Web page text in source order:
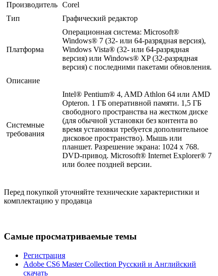
Производитель Corel
Тип
Графический редактор
Платформа
Операционная система: Microsoft®
Windows® 7 (32- или 64-разрядная версия),
Windows Vista® (32- или 64-разрядная
версия) или Windows® XP (32-разрядная
версия) с последними пакетами обновления.
Описание
Системные
требования
Intel® Pentium® 4, AMD Athlon 64 или AMD
Opteron. 1 ГБ оперативной памяти. 1,5 ГБ
свободного пространства на жестком диске
(для обычной установки без контента во
время установки требуется дополнительное
дисковое пространство). Мышь или
планшет. Разрешение экрана: 1024 x 768.
DVD-привод. Microsoft® Internet Explorer® 7
или более поздней версии.
Перед покупкой уточняйте технические характеристики и
комплектацию у продавца
Самые просматриваемые темы
Регистрация
Adobe CS6 Master Collection Русский и Английский
скачать